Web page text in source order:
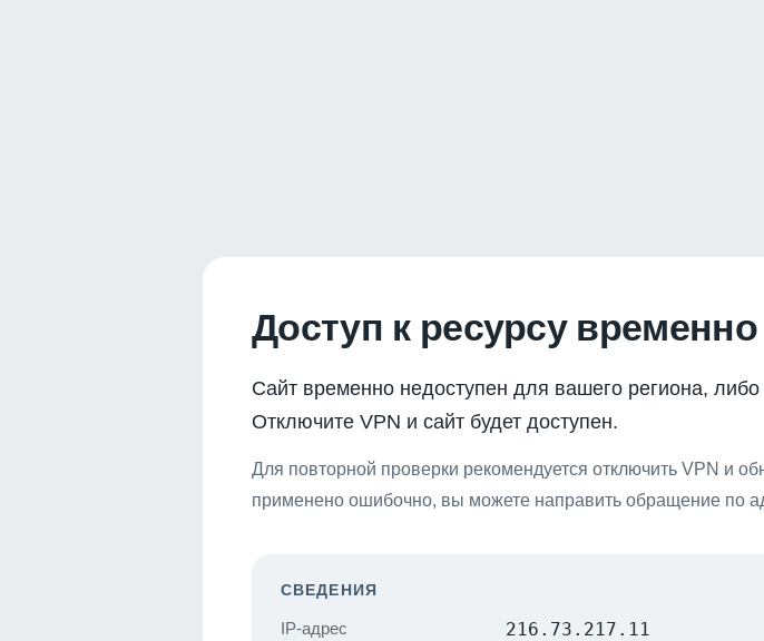
Доступ к ресурсу
Сайт временно недоступен для вашего региона,
Отключите VPN и сайт будет доступен.
Для повторной проверки рекомендуется отключить VPN и
применено ошибочно, вы можете направить обращение по
СВЕДЕНИЯ
IP-адрес 216.73.217.11